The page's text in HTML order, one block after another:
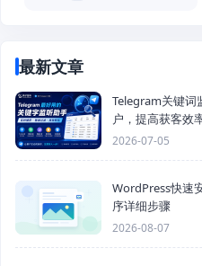
最新文章
Telegram关键词
户，提高获客效
2026-07-05
WordPress快速
序详细步骤
2026-08-07